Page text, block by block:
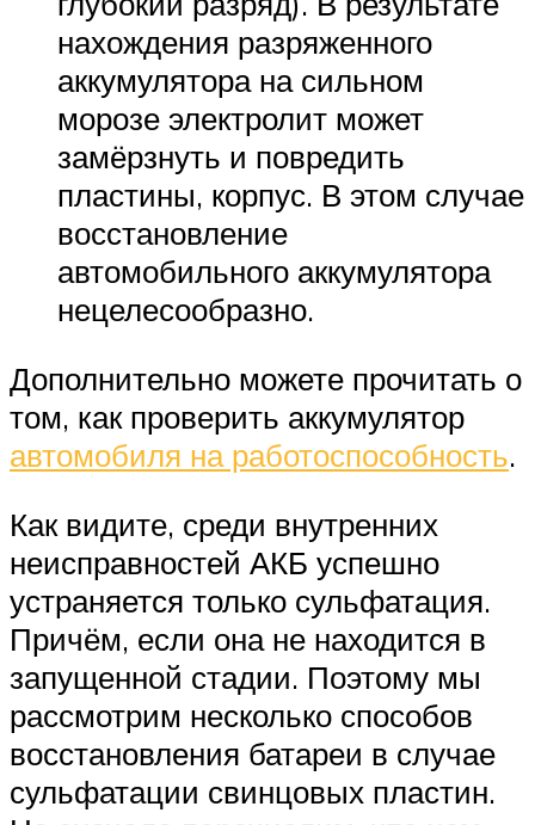
нахождения разряженного
аккумулятора на сильном
морозе электролит может
замёрзнуть и повредить
пластины, корпус. В этом случае
восстановление
автомобильного аккумулятора
нецелесообразно.
Дополнительно можете прочитать о
том, как проверить аккумулятор
автомобиля на работоспособность.
Как видите, среди внутренних
неисправностей АКБ успешно
устраняется только сульфатация.
Причём, если она не находится в
запущенной стадии. Поэтому мы
рассмотрим несколько способов
восстановления батареи в случае
сульфатации свинцовых пластин.